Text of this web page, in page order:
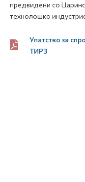
предвидени со
технолошко
Упатство за
ТИРЗ